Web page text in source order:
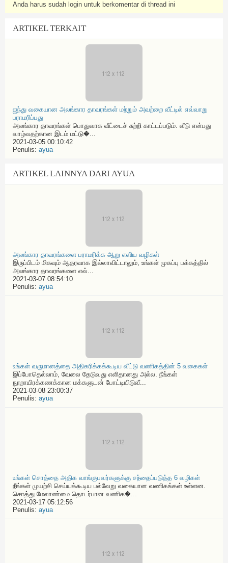
Anda harus sudah login untuk berkomentar di thread ini
ARTIKEL TERKAIT
ஐந்து வகையான அலங்கார தாவரங்கள் மற்றும் அவற்றை வீட்டில் எவ்வாறு
பராமரிப்பது
அலங்கார தாவரங்கள் பொதுவாக வீட்டைச் சுற்றி காட்டப்படும். வீடு என்பது
வாழ்வதற்கான இடம் மட்டு�...
2021-03-05 00:10:42
Penulis: ayua
ARTIKEL LAINNYA DARI AYUA
அலங்கார தாவரங்களை பராமரிக்க ஆறு எளிய வழிகள்
இருப்பிடம் மிகவும் ஆதரவாக இல்லாவிட்டாலும், உங்கள் முகப்பு பக்கத்தில்
அலங்கார தாவரங்களை எவ்...
2021-03-07 08:54:10
Penulis: ayua
உங்கள் வருமானத்தை அதிகரிக்கக்கூடிய வீட்டு வணிகத்தின் 5 வகைகள்
இப்போதெல்லாம், வேலை தேடுவது எளிதானது அல்ல. நீங்கள்
நூறாயிரக்கணக்கான மக்களுடன் போட்டியிடுவீ...
2021-03-08 23:00:37
Penulis: ayua
உங்கள் சொத்தை அதிக வாங்குபவர்களுக்கு சந்தைப்படுத்த 6 வழிகள்
நீங்கள் முயற்சி செய்யக்கூடிய பல்வேறு வகையான வணிகங்கள் உள்ளன.
சொத்து மேலாண்மை தொடர்பான வணிக�...
2021-03-17 05:12:56
Penulis: ayua